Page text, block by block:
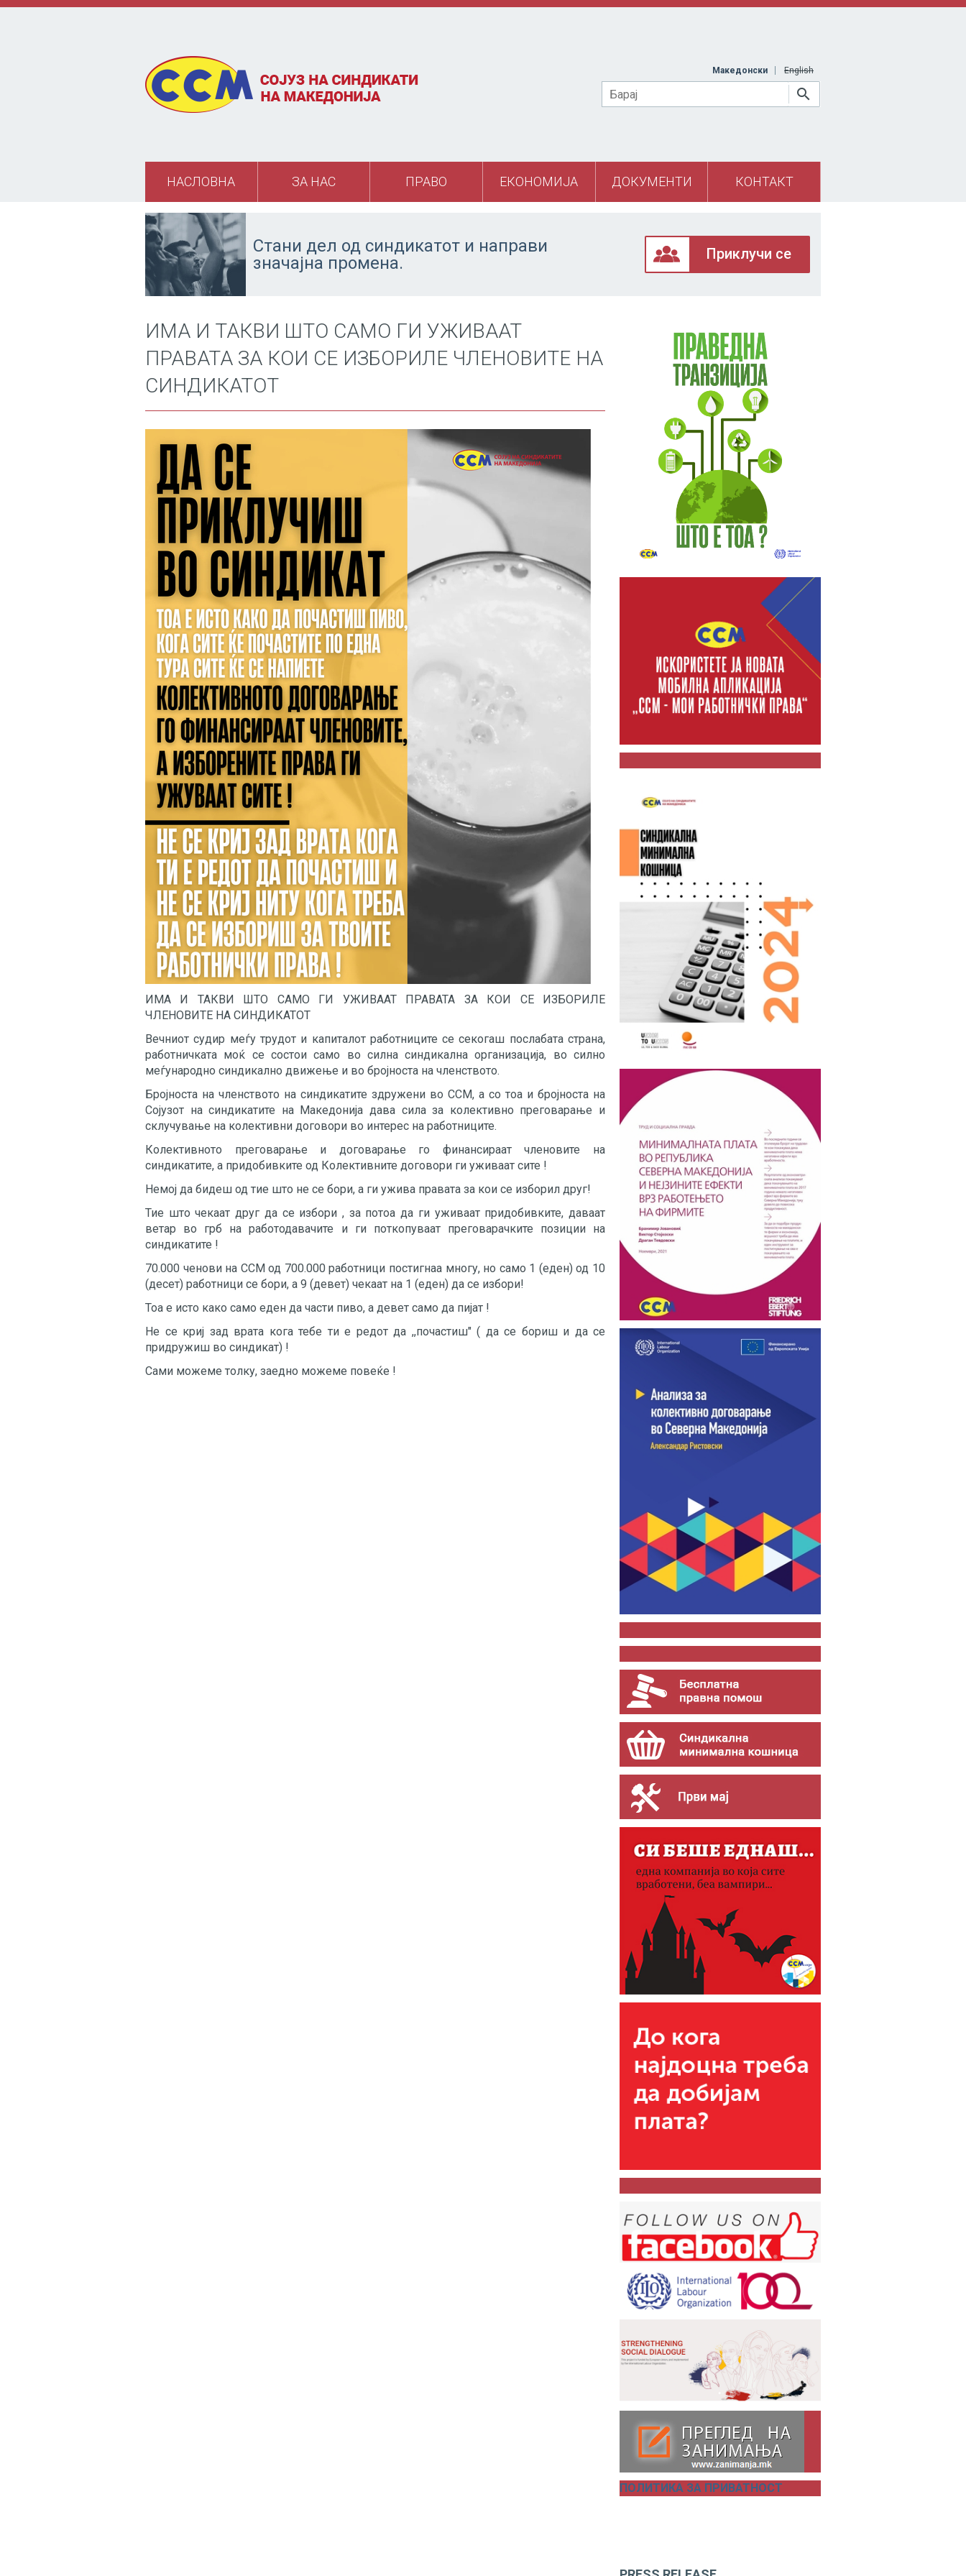
Skip to main content
Македонски English
Барај
НАСЛОВНА ЗА НАС ПРАВО ЕКОНОМИЈА ДОКУМЕНТИ КОНТАКТ
Стани дел од синдикатот и направи
значајна промена.
Приклучи се
ИМА И ТАКВИ ШТО САМО ГИ УЖИВААТ
ПРАВАТА ЗА КОИ СЕ ИЗБОРИЛЕ ЧЛЕНОВИТЕ НА
СИНДИКАТОТ
ИМА И ТАКВИ ШТО САМО ГИ УЖИВААТ ПРАВАТА ЗА КОИ СЕ ИЗБОРИЛЕ
ЧЛЕНОВИТЕ НА СИНДИКАТОТ
Вечниот судир меѓу трудот и капиталот работниците се секогаш послабата страна,
работничката моќ се состои само во силна синдикална организација, во силно
меѓународно синдикално движење и во бројноста на членството.
Бројноста на членството на синдикатите здружени во ССМ, а со тоа и бројноста на
Сојузот на синдикатите на Македонија дава сила за колективно преговарање и
склучување на колективни договори во интерес на работниците.
Колективното преговарање и договарање го финансираат членовите на
синдикатите, а придобивките од Колективните договори ги уживаат сите !
Немој да бидеш од тие што не се бори, а ги ужива правата за кои се изборил друг!
Тие што чекаат друг да се избори , за потоа да ги уживаат придобивките, даваат
ветар во грб на работодавачите и ги поткопуваат преговарачките позиции на
синдикатите !
70.000 ченови на ССМ од 700.000 работници постигнаа многу, но само 1 (еден) од 10
(десет) работници се бори, а 9 (девет) чекаат на 1 (еден) да се избори!
Тоа е исто како само еден да части пиво, а девет само да пијат !
Не се криј зад врата кога тебе ти е редот да ,,почастиш" ( да се бориш и да се
придружиш во синдикат) !
Сами можеме толку, заедно можеме повеќе !
ПОЛИТИКА ЗА ПРИВАТНОСТ